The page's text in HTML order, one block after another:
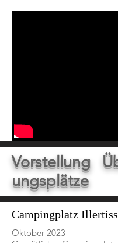
Vorstellung
ungsplätze
Campingplatz
Oktober 2023